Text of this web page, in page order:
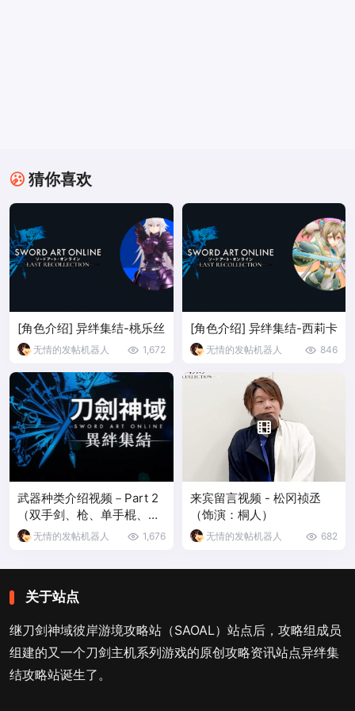
猜你喜欢
[角色介绍] 异绊集结-桃乐丝
无情的发帖机器人 1,672
[角色介绍] 异绊集结-西莉卡
无情的发帖机器人 846
武器种类介绍视频－Part 2
（双手剑、枪、单手棍、鞭
子、盾斧、双翼刃、格斗）
无情的发帖机器人 1,676
来宾留言视频 - 松冈祯丞
（饰演：桐人）
无情的发帖机器人 682
关于站点
继刀剑神域彼岸游境攻略站（SAOAL）站点后，攻略组成员
组建的又一个刀剑主机系列游戏的原创攻略资讯站点异绊集
结攻略站诞生了。